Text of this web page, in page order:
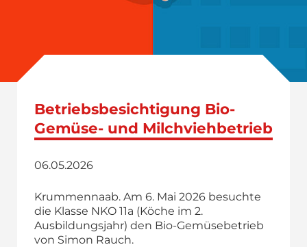
Betriebsbesichtigung Bio-
Gemüse- und Milchviehbetrieb
06.05.2026
Krummennaab. Am 6. Mai 2026 besuchte
die Klasse NKO 11a (Köche im 2.
Ausbildungsjahr) den Bio-Gemüsebetrieb
von Simon Rauch.